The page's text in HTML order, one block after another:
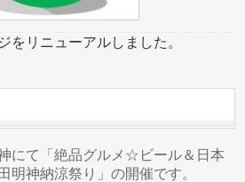
をリニューアルしました。
にて「絶品グルメ☆ビール＆日本
明神納涼祭り」の開催です。